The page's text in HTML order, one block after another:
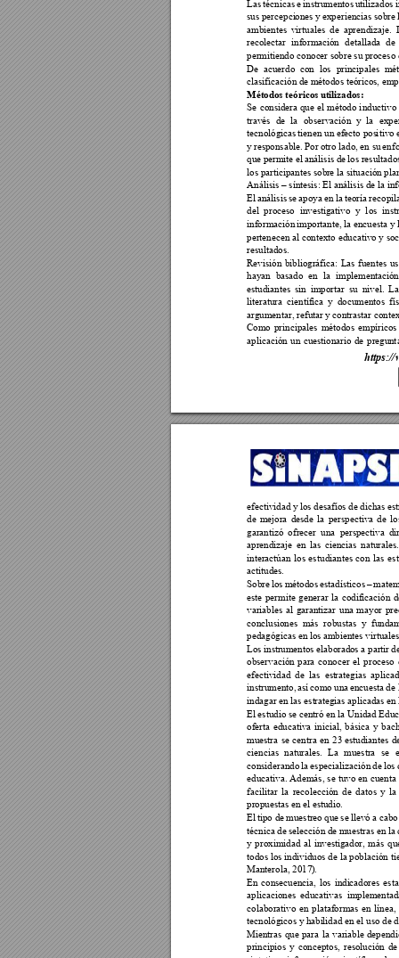
https://
Las técnicas e instrumentos utilizados
sus percepciones y experiencias sobre
ambientes virtuales de aprendizaje.
recolectar información detallada de
permitiendo conocer sobre su proceso
De acuerdo con los principales
clasificación de métodos teóricos,
Métodos teóricos utilizados:
Se considera que el método inductivo
través de la observación y la e
tecnológicas tienen un efecto positivo
y responsable. Por otro lado , en su
que permite el análisis de los
los participantes sobre la situación pl
Análisis – síntesis: El análisis de la
El análisis se apoya en la teoría r
del proceso investigativo y los
información importante, la encuesta y
pertenecen al contexto educativo y
resultados.
Revisión bibliográfica: Las fuentes
hayan basado en la implementa
estudiantes sin importar su nivel.
literatura científica y documentos
argumentar, refutar y contrastar cont
Como principales métodos empíricos
aplicación un cuestionario de pregunt
efectividad y los desafíos de dichas
de mejora desde la perspectiva de
garantizó ofrecer una perspectiva
aprendizaje en las ciencias
interactúan los estudiantes con las
actitudes.
Sobre los métodos estadísticos –
este permite generar la codificación
variables al garantizar una mayor
conclusiones más robustas y f
pedagógicas en los ambientes virtual
Los instrumentos elaborados a partir
observación para conocer el proceso
efectividad de las estrategias
instrumento, así como una encuesta de
indagar en las estrategias aplicadas en
El estudio se centró en la Unidad
oferta educativa inicial, básica y
muestra se centra en 23 estudiantes
ciencias naturales. La muestra se
considerando la especialización de los
educativa. Además, se tuvo en cuenta
facilitar la recolección de datos y la
propuestas en el estudio.
El tipo de muestreo que se llevó a
técnica de selección de muestras en la
y proximidad al investigador, más
todos los individuos de la población
Manterola, 2017).
En consecuencia, los indicadores
aplicaciones educativas
colaborativo en plataformas en línea,
tecnológicos y habilidad en el uso de d
Mientras que para la variable
principios y conceptos, resolución